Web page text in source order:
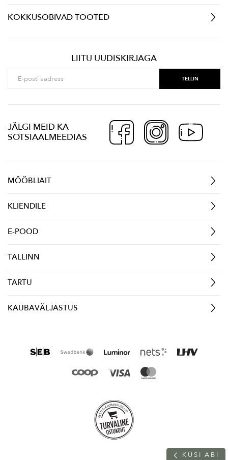
KOKKUSOBIVAD TOOTED
LIITU UUDISKIRJAGA
JÄLGI MEID KA
SOTSIAALMEEDIAS
MÖÖBLIAIT
KLIENDILE
E-POOD
TALLINN
TARTU
KAUBAVÄLJASTUS
K Ü S I A B I